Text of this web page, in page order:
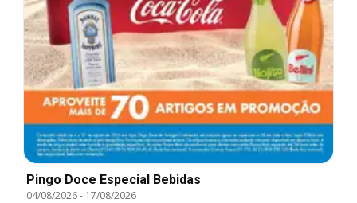
Pingo Doce Especial Bebidas
04/08/2026- 17/08/2026